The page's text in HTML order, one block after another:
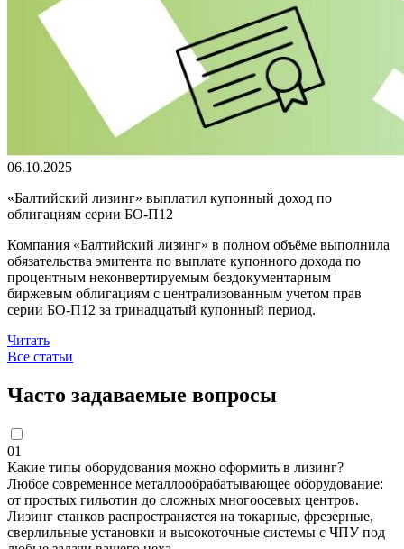
06.10.2025
«Балтийский лизинг» выплатил купонный доход по
облигациям серии БО-П12
Компания «Балтийский лизинг» в полном объёме выполнила
обязательства эмитента по выплате купонного дохода по
процентным неконвертируемым бездокументарным
биржевым облигациям с централизованным учетом прав
серии БО-П12 за тринадцатый купонный период.
Читать
Все статьи
Часто задаваемые вопросы
01
Какие типы оборудования можно оформить в лизинг?
Любое современное металлообрабатывающее оборудование:
от простых гильотин до сложных многоосевых центров.
Лизинг станков распространяется на токарные, фрезерные,
сверлильные установки и высокоточные системы с ЧПУ под